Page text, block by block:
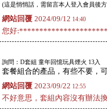
(這是悄悄話，需留言本人登入會員後
網站回覆 2024/09/12 14:40
您好
詢問 ：D套組 童年回憶玩具煙火 13入
套餐組合的產品，有些不要，
網站回覆 2023/09/22 12:55
不好意思，套組內容沒有辦法